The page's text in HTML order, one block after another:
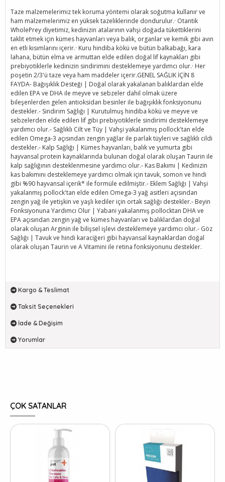
Taze malzemelerimiz tek koruma yöntemi olarak soğutma kullanır ve
ham malzemelerimiz en yüksek tazeliklerinde dondurulur.· Otantik
WholePrey diyetimiz, kedinizin atalarının vahşi doğada tükettiklerini
taklit etmek için kümes hayvanları veya balık, organlar ve kemik gibi avın
en etli kısımlarını içerir.· Kuru hindiba kökü ve bütün balkabağı, kara
lahana, bütün elma ve armuttan elde edilen doğal lif kaynakları gibi
prebiyotiklerle kedinizin sindirimini desteklemeye yardımcı olur.· Her
poşetin 2/3'ü taze veya ham maddeler içerir.GENEL SAĞLIK İÇİN 8
FAYDA- Bağışıklık Desteği | Doğal olarak yakalanan balıklardan elde
edilen EPA ve DHA ile meyve ve sebzeler dahil olmak üzere
bileşenlerden gelen antioksidan besinler ile bağışıklık fonksiyonunu
destekler.- Sindirim Sağlığı | Kurutulmuş hindiba kökü ve meyve ve
sebzelerden elde edilen lif gibi prebiyotiklerle sindirimi desteklemeye
yardımcı olur.- Sağlıklı Cilt ve Tüy | Vahşi yakalanmış pollock'tan elde
edilen Omega-3 açısından zengin yağlar ile parlak tüyleri ve sağlıklı cildi
destekler.- Kalp Sağlığı | Kümes hayvanları, balık ve yumurta gibi
hayvansal protein kaynaklarında bulunan doğal olarak oluşan Taurin ile
kalp sağlığının desteklenmesine yardımcı olur.- Kas Bakımı | Kedinizin
kas bakımını desteklemeye yardımcı olmak için tavuk, somon ve hindi
gibi %90 hayvansal içerik* ile formüle edilmiştir.- Eklem Sağlığı | Vahşi
yakalanmış pollock'tan elde edilen Omega-3 yağ asitleri açısından
zengin yağ ile yetişkin ve yaşlı kediler için ortak sağlığı destekler.- Beyin
Fonksiyonuna Yardımcı Olur | Yabani yakalanmış pollocktan DHA ve
EPA açısından zengin yağ ve kümes hayvanları ve balıklardan doğal
olarak oluşan Arginin ile bilişsel işlevi desteklemeye yardımcı olur.- Göz
Sağlığı | Tavuk ve hindi karaciğeri gibi hayvansal kaynaklardan doğal
olarak oluşan Taurin ve A Vitamini ile retina fonksiyonunu destekler.
Kargo & Teslimat
Taksit Seçenekleri
İade & Değişim
Yorumlar
ÇOK SATANLAR